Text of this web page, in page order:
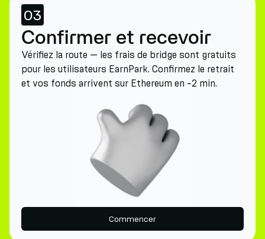
03
Confirmer et recevoir
Vérifiez la route — les frais de bridge sont gratuits
pour les utilisateurs EarnPark. Confirmez le retrait
et vos fonds arrivent sur Ethereum en ~2 min.
Commencer